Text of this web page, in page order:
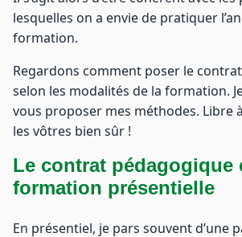
lesquelles on a envie de pratiquer
formation.
Regardons comment poser le
selon les modalités de la formation.
vous proposer mes méthodes. Libre
les vôtres bien sûr !
Le contrat pédagogique
formation présentielle
En présentiel, je pars souvent d’une